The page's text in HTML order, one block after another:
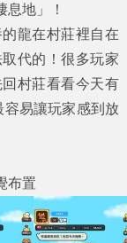
地」！
龍在村莊裡自在
代的！很多玩家
村莊看看今天有
容易讓玩家感到放
布置